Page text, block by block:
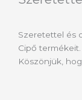
Szeretettel és
Cipő termékeit.
Köszönjük,